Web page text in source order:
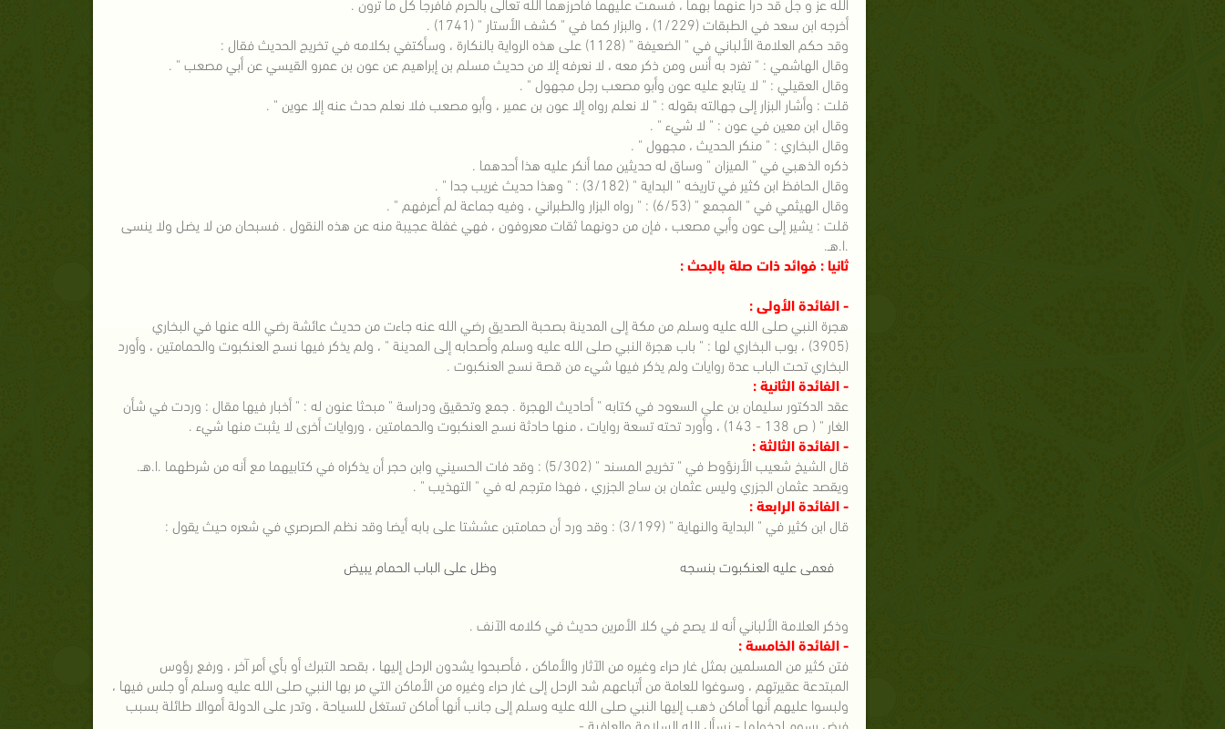
أخرجه ابن سعد في الطبقات (1/229) ، والبزار كما في " كشف الأستار " (1741) .
وقد حكم العلامة الألباني في " الضعيفة " (1128) على هذه الرواية بالنكارة ، وسأكتفي بكلامه في تخريج الحديث فقال :
وقال الهاشمي : " تفرد به أنس ومن ذكر معه ، لا نعرفه إلا من حديث مسلم بن إبراهيم عن عون بن عمرو القيسي عن أبي مصعب " .
وقال العقيلي : " لا يتابع عليه عون وأبو مصعب رجل مجهول " .
قلت : وأشار البزار إلى جهالته بقوله : " لا نعلم رواه إلا عون بن عمير ، وأبو مصعب فلا نعلم حدث عنه إلا عوين " .
وقال ابن معين في عون : " لا شيء " .
وقال البخاري : " منكر الحديث ، مجهول " .
ذكره الذهبي في " الميزان " وساق له حديثين مما أنكر عليه هذا أحدهما .
وقال الحافظ ابن كثير في تاريخه " البداية " (3/182) : " وهذا حديث غريب جدا " .
وقال الهيثمي في " المجمع " (6/53) : " رواه البزار والطبراني ، وفيه جماعة لم أعرفهم " .
قلت : يشير إلى عون وأبي مصعب ، فإن من دونهما ثقات معروفون ، فهي غفلة عجيبة منه عن هذه النقول . فسبحان من لا يضل ولا ينسى
.ا.هـ.
ثانيا : فوائد ذات صلة بالبحث :
- الفائدة الأولى :
هجرة النبي صلى الله عليه وسلم من مكة إلى المدينة بصحبة الصديق رضي الله عنه جاءت من حديث عائشة رضي الله عنها في البخاري
(3905) ، بوب البخاري لها : " باب هجرة النبي صلى الله عليه وسلم وأصحابه إلى المدينة " ، ولم يذكر فيها نسج العنكبوت والحمامتين ، وأورد
البخاري تحت الباب عدة روايات ولم يذكر فيها شيء من قصة نسج العنكبوت .
- الفائدة الثانية :
عقد الدكتور سليمان بن علي السعود في كتابه " أحاديث الهجرة . جمع وتحقيق ودراسة " مبحثا عنون له : " أخبار فيها مقال : وردت في شأن
الغار " ( ص 138 - 143) ، وأورد تحته تسعة روايات ، منها حادثة نسج العنكبوت والحمامتين ، وروايات أخرى لا يثبت منها شيء .
- الفائدة الثالثة :
قال الشيخ شعيب الأرنؤوط في " تخريج المسند " (5/302) : وقد فات الحسيني وابن حجر أن يذكراه في كتابيهما مع أنه من شرطهما .ا.هـ.
ويقصد عثمان الجزري وليس عثمان بن ساج الجزري ، فهذا مترجم له في " التهذيب " .
- الفائدة الرابعة :
قال ابن كثير في " البداية والنهاية " (3/199) : وقد ورد أن حمامتبن عششتا على بابه أيضا وقد نظم الصرصري في شعره حيث يقول :
فعمى عليه العنكبوت بنسجه
وظل على الباب الحمام يبيض
وذكر العلامة الألباني أنه لا يصح في كلا الأمرين حديث في كلامه الآنف .
- الفائدة الخامسة :
فتن كثير من المسلمين بمثل غار حراء وغيره من الآثار والأماكن ، فأصبحوا يشدون الرحل إليها ، بقصد التبرك أو بأي أمر آخر ، ورفع رؤوس
المبتدعة عقيرتهم ، وسوغوا للعامة من أتباعهم شد الرحل إلى غار حراء وغيره من الأماكن التي مر بها النبي صلى الله عليه وسلم أو جلس فيها ،
ولبسوا عليهم أنها أماكن ذهب إليها النبي صلى الله عليه وسلم إلى جانب أنها أماكن تستغل للسياحة ، وتدر على الدولة أموالا طائلة بسبب
فرض رسوم لدخولها - نسأل الله السلامة والعافية - .